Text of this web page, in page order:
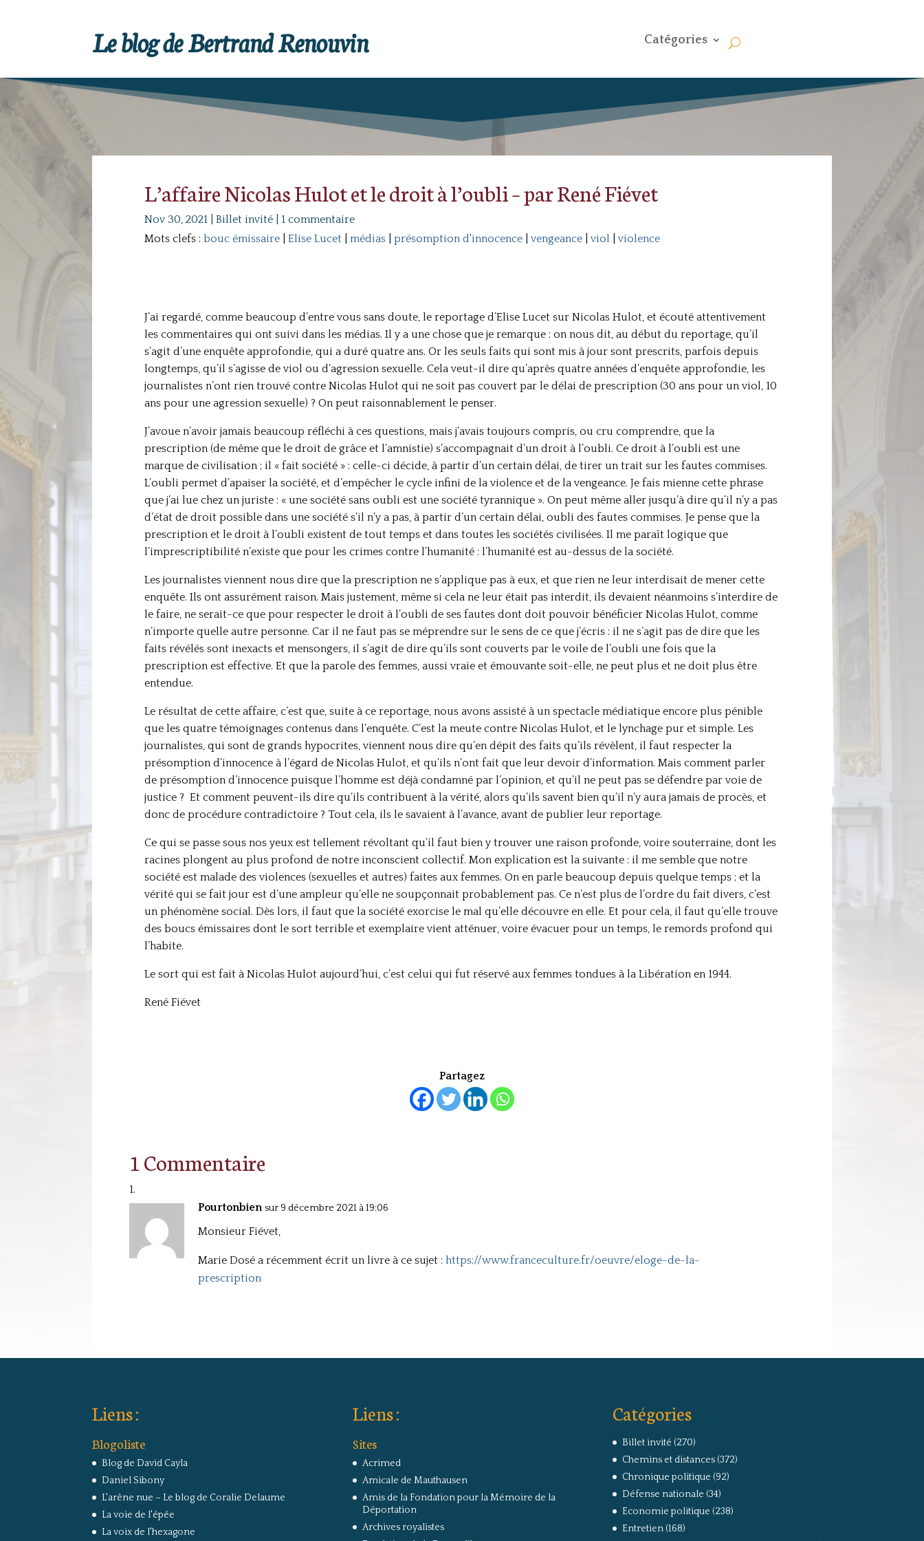
Le blog de Bertrand Renouvin Catégories
L’affaire Nicolas Hulot et le droit à l’oubli – par René Fiévet
Nov 30, 2021| Billet invité| 1 commentaire
Mots clefs : bouc émissaire| Elise Lucet| médias| présomption d'innocence| vengeance| viol violence
J’ai regardé, comme beaucoup d’entre vous sans doute, le reportage d’Elise Lucet sur Nicolas Hulot, et écouté attentivement
les commentaires qui ont suivi dans les médias. Il y a une chose que je remarque : on nous dit, au début du reportage, qu’il
s’agit d’une enquête approfondie, qui a duré quatre ans. Or les seuls faits qui sont mis à jour sont prescrits, parfois depuis
longtemps, qu’il s’agisse de viol ou d’agression sexuelle. Cela veut-il dire qu’après quatre années d’enquête approfondie, les
journalistes n’ont rien trouvé contre Nicolas Hulot qui ne soit pas couvert par le délai de prescription (30 ans pour un viol, 10
ans pour une agression sexuelle) ? On peut raisonnablement le penser.
J’avoue n’avoir jamais beaucoup réfléchi à ces questions, mais j’avais toujours compris, ou cru comprendre, que la
prescription (de même que le droit de grâce et l’amnistie) s’accompagnait d’un droit à l’oubli. Ce droit à l’oubli est une
marque de civilisation ; il « fait société » : celle-ci décide, à partir d’un certain délai, de tirer un trait sur les fautes commises.
L’oubli permet d’apaiser la société, et d’empêcher le cycle infini de la violence et de la vengeance. Je fais mienne cette phrase
que j’ai lue chez un juriste : « une société sans oubli est une société tyrannique ». On peut même aller jusqu’à dire qu’il n’y a pas
d’état de droit possible dans une société s’il n’y a pas, à partir d’un certain délai, oubli des fautes commises. Je pense que la
prescription et le droit à l’oubli existent de tout temps et dans toutes les sociétés civilisées. Il me paraît logique que
l’imprescriptibilité n’existe que pour les crimes contre l’humanité : l’humanité est au-dessus de la société.
Les journalistes viennent nous dire que la prescription ne s’applique pas à eux, et que rien ne leur interdisait de mener cette
enquête. Ils ont assurément raison. Mais justement, même si cela ne leur était pas interdit, ils devaient néanmoins s’interdire de
le faire, ne serait-ce que pour respecter le droit à l’oubli de ses fautes dont doit pouvoir bénéficier Nicolas Hulot, comme
n’importe quelle autre personne. Car il ne faut pas se méprendre sur le sens de ce que j’écris : il ne s’agit pas de dire que les
faits révélés sont inexacts et mensongers, il s’agit de dire qu’ils sont couverts par le voile de l’oubli une fois que la
prescription est effective. Et que la parole des femmes, aussi vraie et émouvante soit-elle, ne peut plus et ne doit plus être
entendue.
Le résultat de cette affaire, c’est que, suite à ce reportage, nous avons assisté à un spectacle médiatique encore plus pénible
que les quatre témoignages contenus dans l’enquête. C’est la meute contre Nicolas Hulot, et le lynchage pur et simple. Les
journalistes, qui sont de grands hypocrites, viennent nous dire qu’en dépit des faits qu’ils révèlent, il faut respecter la
présomption d’innocence à l’égard de Nicolas Hulot, et qu’ils n’ont fait que leur devoir d’information. Mais comment parler
de présomption d’innocence puisque l’homme est déjà condamné par l’opinion, et qu’il ne peut pas se défendre par voie de
justice ? Et comment peuvent-ils dire qu’ils contribuent à la vérité, alors qu’ils savent bien qu’il n’y aura jamais de procès, et
donc de procédure contradictoire ? Tout cela, ils le savaient à l’avance, avant de publier leur reportage.
Ce qui se passe sous nos yeux est tellement révoltant qu’il faut bien y trouver une raison profonde, voire souterraine, dont les
racines plongent au plus profond de notre inconscient collectif. Mon explication est la suivante : il me semble que notre
société est malade des violences (sexuelles et autres) faites aux femmes. On en parle beaucoup depuis quelque temps ; et la
vérité qui se fait jour est d’une ampleur qu’elle ne soupçonnait probablement pas. Ce n’est plus de l’ordre du fait divers, c’est
un phénomène social. Dès lors, il faut que la société exorcise le mal qu’elle découvre en elle. Et pour cela, il faut qu’elle trouve
des boucs émissaires dont le sort terrible et exemplaire vient atténuer, voire évacuer pour un temps, le remords profond qui
l’habite.
Le sort qui est fait à Nicolas Hulot aujourd’hui, c’est celui qui fut réservé aux femmes tondues à la Libération en 1944.
René Fiévet
Partagez
1 Commentaire
Pourtonbien sur 9 décembre 2021 à 19:06
Monsieur Fiévet,
Marie Dosé a récemment écrit un livre à ce sujet :https://www.franceculture.fr/oeuvre/eloge-de-la-
prescription
Liens :
Blogoliste
Blog de David Cayla
Daniel Sibony
L'arêne nue – Le blog de Coralie Delaume
La voie de l'épée
La voix de l'hexagone
Liens :
Sites
Acrimed
Amicale de Mauthausen
Amis de la Fondation pour la Mémoire de la
Déportation
Archives royalistes
Catégories
Billet invité (270)
Chemins et distances(372)
Chronique politique (92)
Défense nationale (34)
Economie politique (238)
Entretien(168)